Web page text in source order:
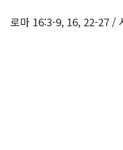
로마 16:3-9, 16, 22-27 /